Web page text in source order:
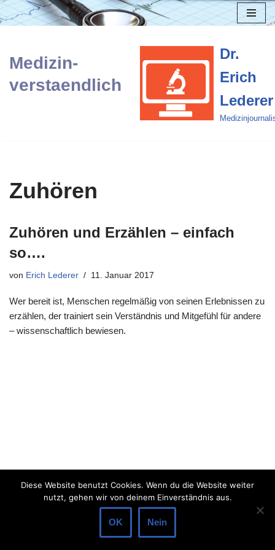
springen
Medizin-
verstaendlich
Dr.
Erich
Lederer
Zuhören
Zuhören und Erzählen – einfach
so….
von Erich Lederer 11. Januar 2017
Wer bereit ist, Menschen regelmäßig von seinen Erlebnissen zu
erzählen, der trainiert sein Verständnis und Mitgefühl für andere
– wissenschaftlich bewiesen.
| Präsentiert vonWordPress
Diese Website benutzt Cookies. Wenn du die Website weiter
nutzt, gehen wir von deinem Einverständnis aus.
OK Nein